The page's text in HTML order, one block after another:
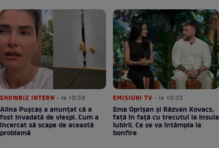
SHOWBIZ INTERN • la 10:59
Alina Pușcaș a anunțat că a
fost invadată de viespi. Cum a
încercat să scape de această
problemă
EMISIUNI TV • la 10:25
Ema Oprișan și Răzvan Kovacs,
față în față cu trecutul la Insula
Iubirii. Ce se va întâmpla la
bonfire